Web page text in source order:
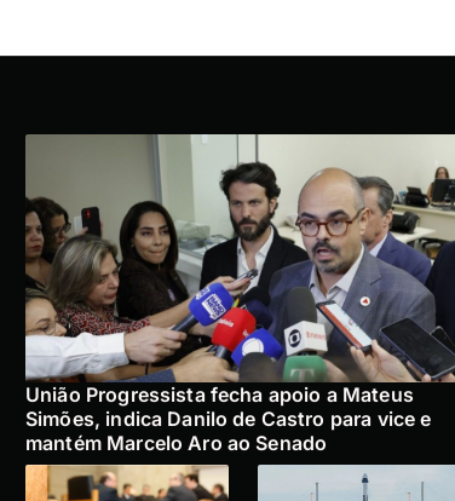
União Progressista fecha apoio a Mateus
Simões, indica Danilo de Castro para vice e
mantém Marcelo Aro ao Senado